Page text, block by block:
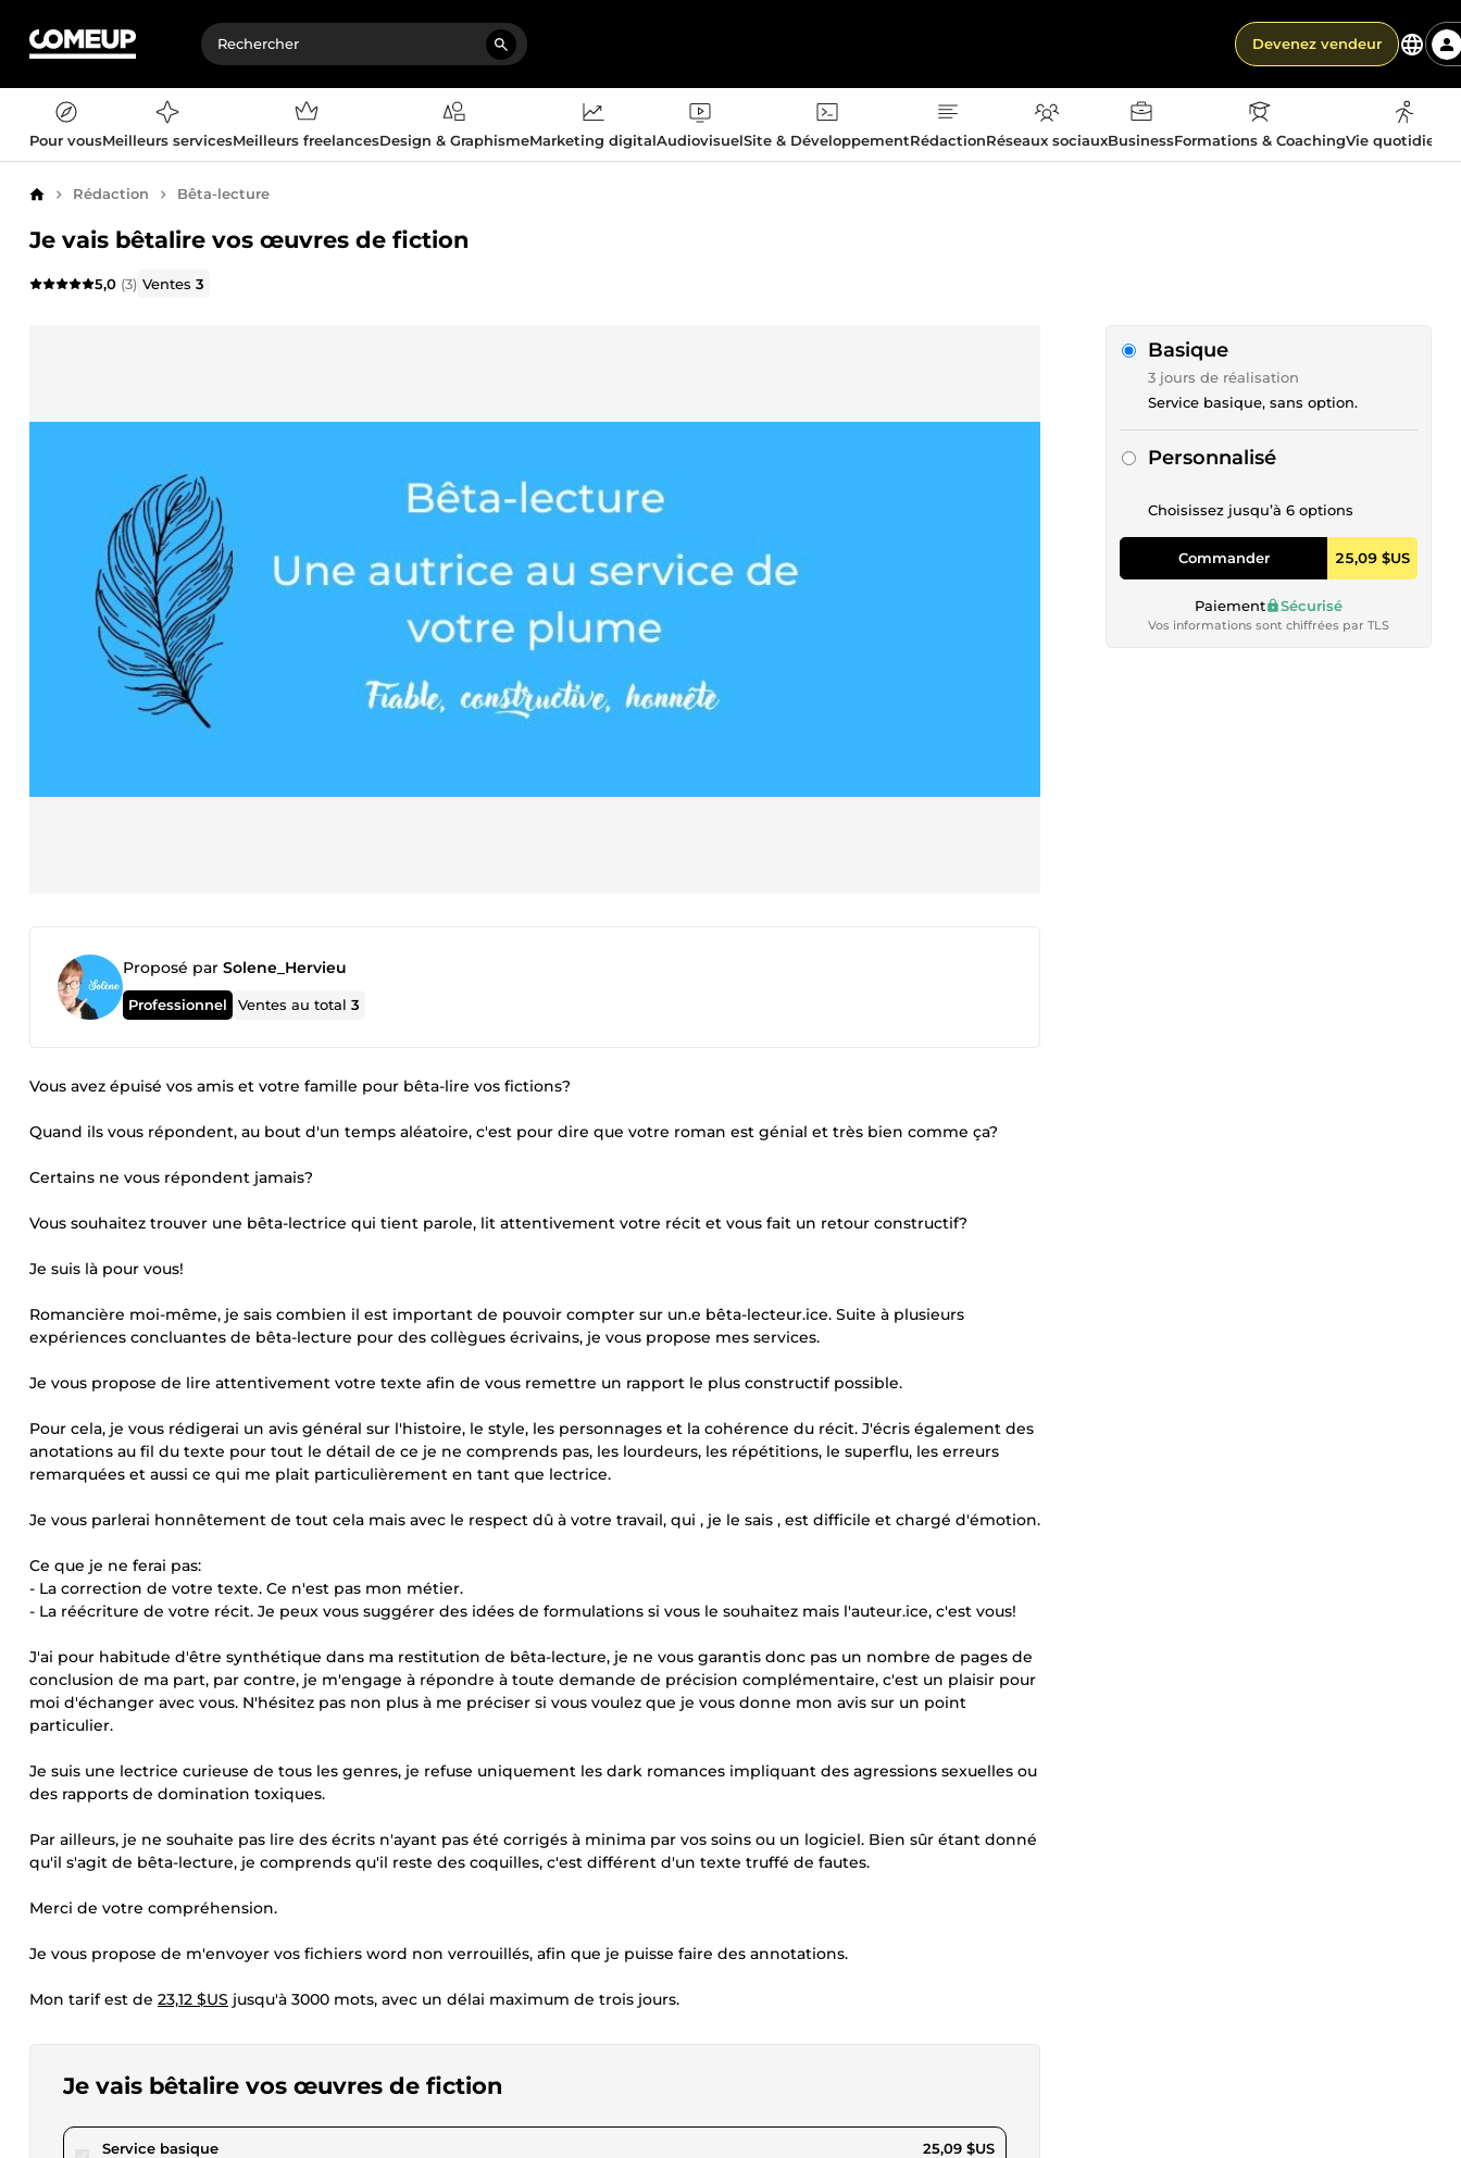
Devenez vendeur
Pour vousMeilleurs servicesMeilleurs freelancesDesign & GraphismeMarketing digitalAudiovisuelSite & DéveloppementRédactionRéseaux sociauxBusinessFormations & CoachingVie
AccueilRédaction Bêta-lecture
Je vais bêtalire vos œuvres de fiction
5,0 (3) Ventes3
Proposé par Solene_Hervieu
Professionnel Ventes au total3
Vous avez épuisé vos amis et votre famille pour bêta-lire vos fictions?
Quand ils vous répondent, au bout d'un temps aléatoire, c'est pour dire que votre roman est génial et très bien comme ça?
Certains ne vous répondent jamais?
Vous souhaitez trouver une bêta-lectrice qui tient parole, lit attentivement votre récit et vous fait un retour constructif?
Je suis là pour vous!
Romancière moi-même, je sais combien il est important de pouvoir compter sur un.e bêta-lecteur.ice. Suite à plusieurs
expériences concluantes de bêta-lecture pour des collègues écrivains, je vous propose mes services.
Je vous propose de lire attentivement votre texte afin de vous remettre un rapport le plus constructif possible.
Pour cela, je vous rédigerai un avis général sur l'histoire, le style, les personnages et la cohérence du récit. J'écris également des
anotations au fil du texte pour tout le détail de ce je ne comprends pas, les lourdeurs, les répétitions, le superflu, les erreurs
remarquées et aussi ce qui me plait particulièrement en tant que lectrice.
Je vous parlerai honnêtement de tout cela mais avec le respect dû à votre travail, qui , je le sais , est difficile et chargé d'émotion.
Ce que je ne ferai pas:
- La correction de votre texte. Ce n'est pas mon métier.
- La réécriture de votre récit. Je peux vous suggérer des idées de formulations si vous le souhaitez mais l'auteur.ice, c'est vous!
J'ai pour habitude d'être synthétique dans ma restitution de bêta-lecture, je ne vous garantis donc pas un nombre de pages de
conclusion de ma part, par contre, je m'engage à répondre à toute demande de précision complémentaire, c'est un plaisir pour
moi d'échanger avec vous. N'hésitez pas non plus à me préciser si vous voulez que je vous donne mon avis sur un point
particulier.
Je suis une lectrice curieuse de tous les genres, je refuse uniquement les dark romances impliquant des agressions sexuelles ou
des rapports de domination toxiques.
Par ailleurs, je ne souhaite pas lire des écrits n'ayant pas été corrigés à minima par vos soins ou un logiciel. Bien sûr étant donné
qu'il s'agit de bêta-lecture, je comprends qu'il reste des coquilles, c'est différent d'un texte truffé de fautes.
Merci de votre compréhension.
Je vous propose de m'envoyer vos fichiers word non verrouillés, afin que je puisse faire des annotations.
Mon tarif est de 23,12 $US jusqu'à 3000 mots, avec un délai maximum de trois jours.
Je vais bêtalire vos œuvres de fiction
Service basiquepour 23,12 $US 25,09 $US
Basique
3 jours de réalisation
Service basique, sans option.
Personnalisé
Choisissez jusqu’à 6 options
Commander 25,09 $US
Paiement Sécurisé
Vos informations sont chiffrées par TLS